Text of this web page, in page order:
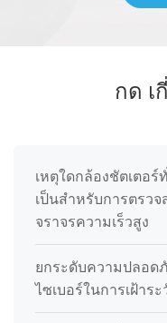
กด เ
เหตุใดกล้องชัตเตอร์
เป็นสําหรับการตรวจ
จราจรความเร็วสูง
ยกระดับความปลอด
ไซเบอร์ในการเฝ้าระ